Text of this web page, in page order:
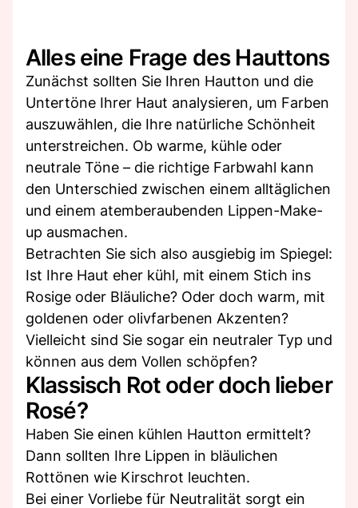
Alles eine Frage des Hauttons
Zunächst sollten Sie Ihren Hautton und die
Untertöne Ihrer Haut analysieren, um Farben
auszuwählen, die Ihre natürliche Schönheit
unterstreichen. Ob warme, kühle oder
neutrale Töne – die richtige Farbwahl kann
den Unterschied zwischen einem alltäglichen
und einem atemberaubenden Lippen-Make-
up ausmachen.
Betrachten Sie sich also ausgiebig im Spiegel:
Ist Ihre Haut eher kühl, mit einem Stich ins
Rosige oder Bläuliche? Oder doch warm, mit
goldenen oder olivfarbenen Akzenten?
Vielleicht sind Sie sogar ein neutraler Typ und
können aus dem Vollen schöpfen?
Klassisch Rot oder doch lieber
Rosé?
Haben Sie einen kühlen Hautton ermittelt?
Dann sollten Ihre Lippen in bläulichen
Rottönen wie Kirschrot leuchten.
Bei einer Vorliebe für Neutralität sorgt ein